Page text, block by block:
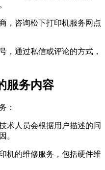
，咨询松下打印机服务网点
，通过私信或评论的方式，
服务内容
：
术人员会根据用户描述的问
。
机的维修服务，包括硬件维